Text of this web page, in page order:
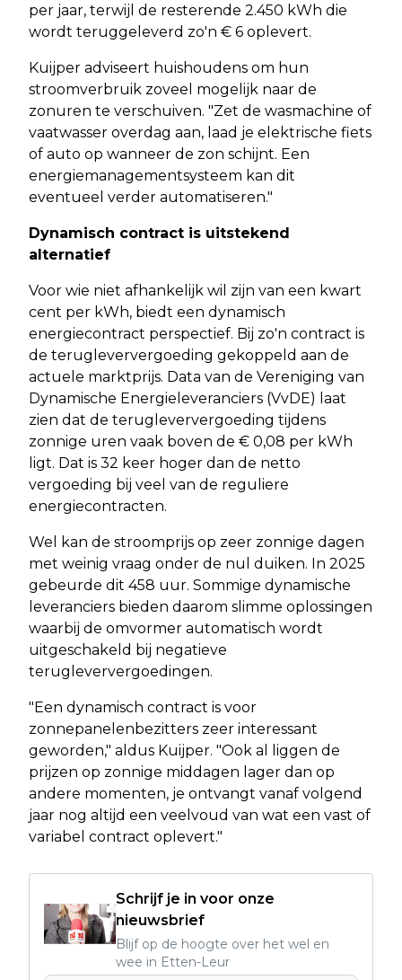
per jaar, terwijl de resterende 2.450 kWh die
wordt teruggeleverd zo'n € 6 oplevert.
Kuijper adviseert huishoudens om hun
stroomverbruik zoveel mogelijk naar de
zonuren te verschuiven. "Zet de wasmachine of
vaatwasser overdag aan, laad je elektrische fiets
of auto op wanneer de zon schijnt. Een
energiemanagementsysteem kan dit
eventueel verder automatiseren."
Dynamisch contract is uitstekend
alternatief
Voor wie niet afhankelijk wil zijn van een kwart
cent per kWh, biedt een dynamisch
energiecontract perspectief. Bij zo'n contract is
de terugleververgoeding gekoppeld aan de
actuele marktprijs. Data van de Vereniging van
Dynamische Energieleveranciers (VvDE) laat
zien dat de terugleververgoeding tijdens
zonnige uren vaak boven de € 0,08 per kWh
ligt. Dat is 32 keer hoger dan de netto
vergoeding bij veel van de reguliere
energiecontracten.
Wel kan de stroomprijs op zeer zonnige dagen
met weinig vraag onder de nul duiken. In 2025
gebeurde dit 458 uur. Sommige dynamische
leveranciers bieden daarom slimme oplossingen
waarbij de omvormer automatisch wordt
uitgeschakeld bij negatieve
terugleververgoedingen.
"Een dynamisch contract is voor
zonnepanelenbezitters zeer interessant
geworden," aldus Kuijper. "Ook al liggen de
prijzen op zonnige middagen lager dan op
andere momenten, je ontvangt vanaf volgend
jaar nog altijd een veelvoud van wat een vast of
variabel contract oplevert."
Schrijf je in voor onze
nieuwsbrief
Blijf op de hoogte over het wel en
wee in Etten-Leur